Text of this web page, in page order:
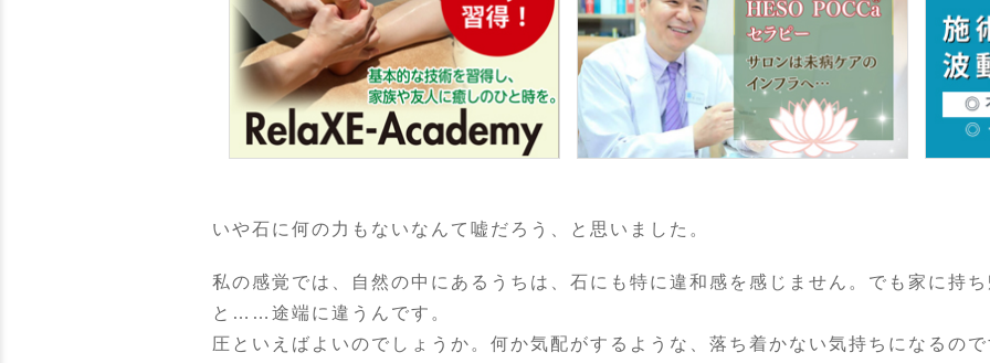
いや石に何の力もないなんて嘘だろう、と思いました。
私の感覚では、自然の中にあるうちは、石にも特に違和感を感じません。でも家に持
と……途端に違うんです。
圧といえばよいのでしょうか。何か気配がするような、落ち着かない気持ちになるの